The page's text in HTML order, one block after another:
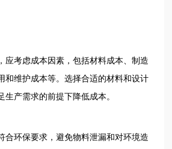
应考虑成本因素，包括材料成本、制造
和维护成本等。选择合适的材料和设计
生产需求的前提下降低成本。
合环保要求，避免物料泄漏和对环境造